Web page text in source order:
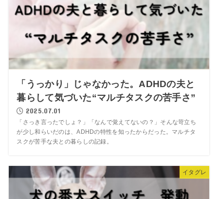
「うっかり」じゃなかった。ADHDの夫と
暮らして気づいた“マルチタスクの苦手さ”
2025.07.01
「さっき言ったでしょ？」「なんで覚えてないの？」そんな苛立ち
が少し和らいだのは、ADHDの特性を知ったからだった。マルチタ
スクが苦手な夫との暮らしの記録。
イタグレ